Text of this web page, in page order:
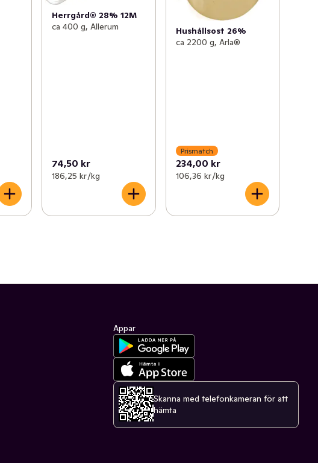
Herrgård® 28% 12M
ca 400 g, Allerum
74,50 kr
186,25 kr /kg
Hushållsost 26%
ca 2200 g, Arla®
Prismatch
234,00 kr
106,36 kr /kg
Appar
Skanna med telefonkameran för att
hämta